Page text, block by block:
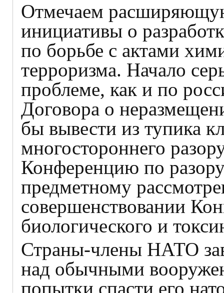
Отмечаем
инициативы о
по борьбе с актами
терроризма. Начало
проблеме, как и по
Договора о
бы вывести из тупика
многостороннего
Конференцию по
предметному
совершенствовании
биологического и
Страны-члены НАТО
над обычными
попытки спасти его